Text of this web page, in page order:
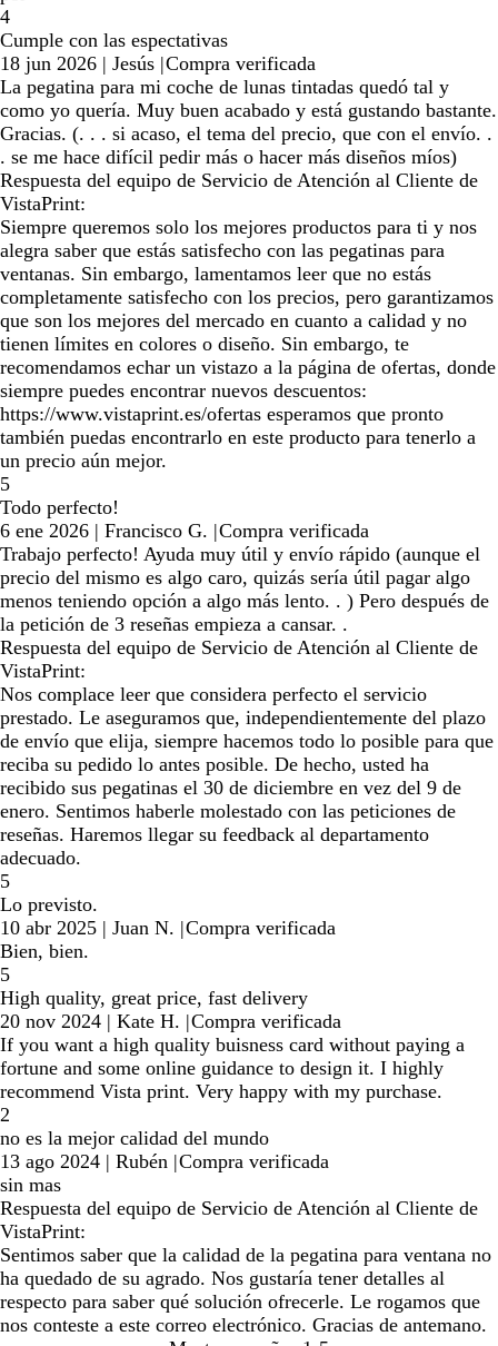
4
Cumple con las espectativas
18 jun 2026 | Jesús |Compra verificada
La pegatina para mi coche de lunas tintadas quedó tal y
como yo quería. Muy buen acabado y está gustando bastante.
Gracias. (. . . si acaso, el tema del precio, que con el envío. .
. se me hace difícil pedir más o hacer más diseños míos)
Respuesta del equipo de Servicio de Atención al Cliente de
VistaPrint:
Siempre queremos solo los mejores productos para ti y nos
alegra saber que estás satisfecho con las pegatinas para
ventanas. Sin embargo, lamentamos leer que no estás
completamente satisfecho con los precios, pero garantizamos
que son los mejores del mercado en cuanto a calidad y no
tienen límites en colores o diseño. Sin embargo, te
recomendamos echar un vistazo a la página de ofertas, donde
siempre puedes encontrar nuevos descuentos:
https://www.vistaprint.es/ofertas esperamos que pronto
también puedas encontrarlo en este producto para tenerlo a
un precio aún mejor.
5
Todo perfecto!
6 ene 2026 | Francisco G. |Compra verificada
Trabajo perfecto! Ayuda muy útil y envío rápido (aunque el
precio del mismo es algo caro, quizás sería útil pagar algo
menos teniendo opción a algo más lento. . ) Pero después de
la petición de 3 reseñas empieza a cansar. .
Respuesta del equipo de Servicio de Atención al Cliente de
VistaPrint:
Nos complace leer que considera perfecto el servicio
prestado. Le aseguramos que, independientemente del plazo
de envío que elija, siempre hacemos todo lo posible para que
reciba su pedido lo antes posible. De hecho, usted ha
recibido sus pegatinas el 30 de diciembre en vez del 9 de
enero. Sentimos haberle molestado con las peticiones de
reseñas. Haremos llegar su feedback al departamento
adecuado.
5
Lo previsto.
10 abr 2025 | Juan N. |Compra verificada
Bien, bien.
5
High quality, great price, fast delivery
20 nov 2024 | Kate H. |Compra verificada
If you want a high quality buisness card without paying a
fortune and some online guidance to design it. I highly
recommend Vista print. Very happy with my purchase.
2
no es la mejor calidad del mundo
13 ago 2024 | Rubén |Compra verificada
sin mas
Respuesta del equipo de Servicio de Atención al Cliente de
VistaPrint:
Sentimos saber que la calidad de la pegatina para ventana no
ha quedado de su agrado. Nos gustaría tener detalles al
respecto para saber qué solución ofrecerle. Le rogamos que
nos conteste a este correo electrónico. Gracias de antemano.